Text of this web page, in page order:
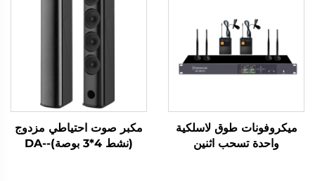
ميكروفونات طوق لاسلكية
واحدة تسحب اثنين
مكبر صوت احتياطي مزدوج
(نشط 4*3 بوصة)-DA-